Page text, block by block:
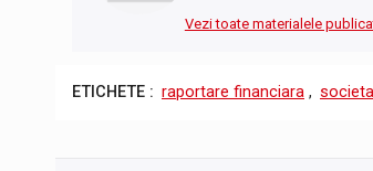
Vezi toate materialele
ETICHETE : raportare financiara ,